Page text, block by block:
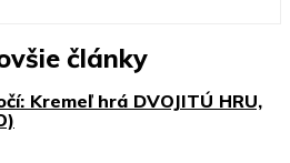
články
Kremeľ hrá DVOJITÚ HRU,